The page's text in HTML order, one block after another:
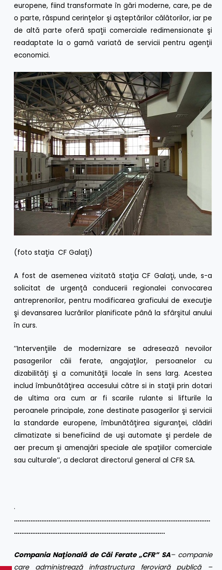
europene, fiind transformate în gări moderne, care, pe de
o parte, răspund cerinţelor şi aşteptărilor călătorilor, iar pe
de altă parte oferă spaţii comerciale redimensionate şi
readaptate la o gamă variată de servicii pentru agenţii
economici.
(foto staţia CF Galaţi)
A fost de asemenea vizitată staţia CF Galaţi, unde, s-a
solicitat de urgenţă conducerii regionalei convocarea
antreprenorilor, pentru modificarea graficului de execuţie
şi devansarea lucrărilor planificate până la sfârşitul anului
în curs.
’’Intervenţiile de modernizare se adresează nevoilor
pasagerilor căii ferate, angajaţilor, persoanelor cu
dizabilităţi şi a comunităţii locale în sens larg. Acestea
includ îmbunătăţirea accesului către si in staţii prin dotari
de ultima ora cum ar fi scarile rulante si lifturile la
peroanele principale, zone destinate pasagerilor şi servicii
la standarde europene, îmbunătăţirea siguranţei, clădiri
climatizate si beneficiind de uşi automate şi perdele de
aer precum şi amenajări speciale ale spaţiilor comerciale
sau culturale’’, a declarat directorul general al CFR SA.
.
………………………………………………………………………………………………
………………………………………………………………………..
Compania Naţională de Căi Ferate „CFR” SA– companie
care administrează infrastructura feroviară publică –